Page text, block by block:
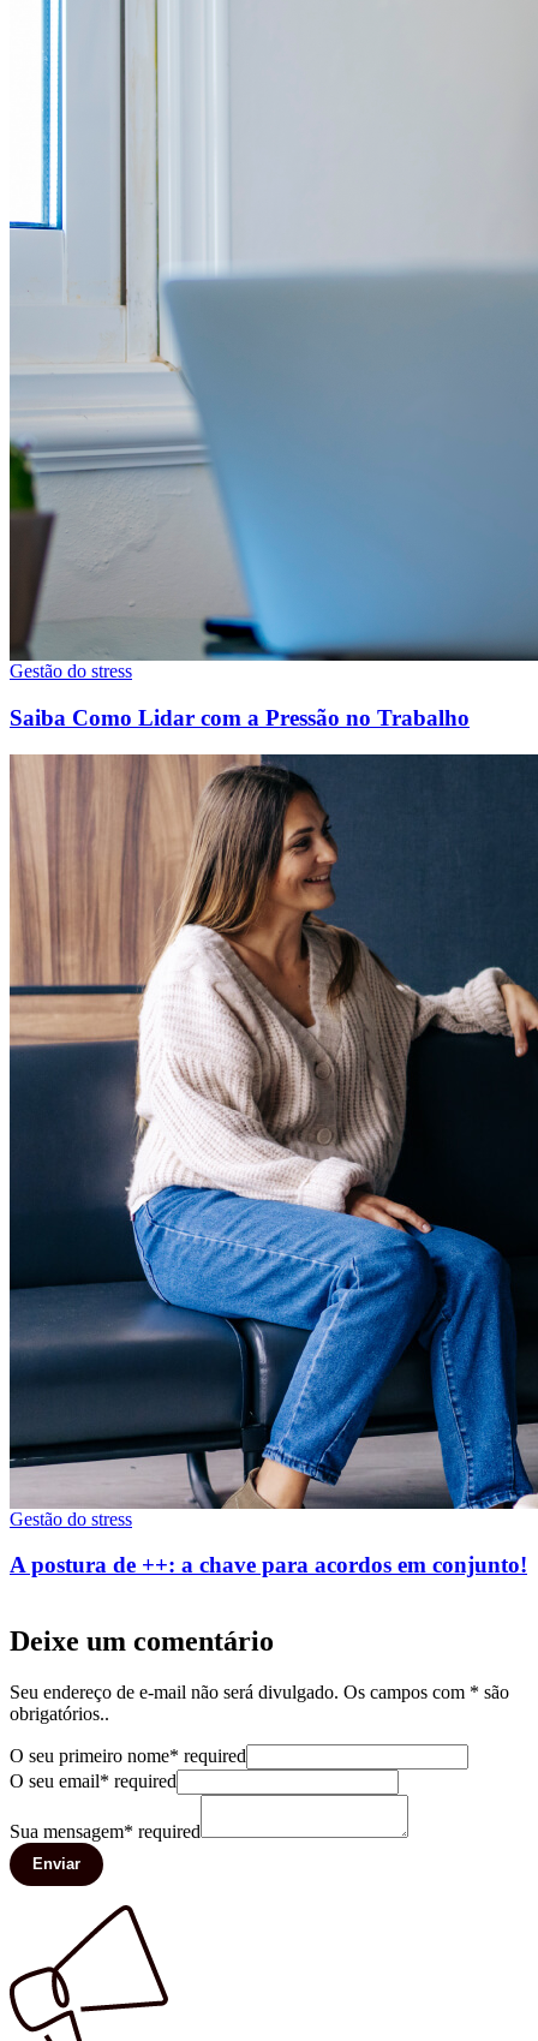
Gestão do stress
Saiba Como Lidar com a Pressão no Trabalho
Gestão do stress
A postura de ++: a chave para acordos em conjunto!
Deixe um comentário
Seu endereço de e-mail não será divulgado. Os campos com * são
obrigatórios..
O seu primeiro nome* required
O seu email* required
Sua mensagem* required
Enviar